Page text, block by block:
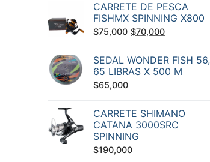
CARRETE DE PESCA
FISHMX SPINNING X800
$75,000 El
original
era:
$70,000El
actual
es:
SEDAL WONDER FISH 56,
65 LIBRAS X 500 M
$65,000
CARRETE SHIMANO
CATANA 3000SRC
SPINNING
$190,000